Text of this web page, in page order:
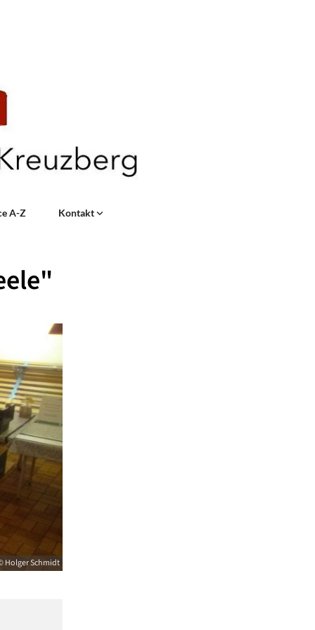
A-Z Kontakt
Holger Schmidt